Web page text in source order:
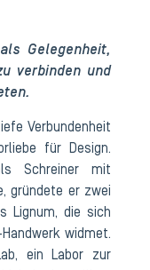
Gelegenheit,
verbinden und
Verbundenheit
für Design.
Schreiner mit
gründete er zwei
Lignum, die sich
widmet.
ein Labor zur